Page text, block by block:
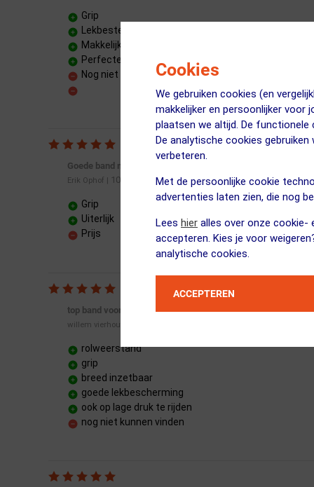
Cookies
We gebruiken cookies (en
makkelijker en persoonlijker voor
plaatsen we altijd. De
De analytische cookies
verbeteren.
Met de persoonlijke cookie
advertenties laten zien, die nog
Lees hier alles over onze cookie-
accepteren. Kies je voor
analytische cookies.
ACCEPTEREN
Grip
Lekbestendig
Makkelijk te monteren
Perfecte allrounder
Nog niet ontdekt
Goede band met veel grip
Erik Ophof | 10 juni 2019
Grip
Uiterlijk
Prijs
top band voor een bredere inzet !
willem vierhouten
rolweerstand
grip
breed inzetbaar
goede lekbescherming
ook op lage druk te rijden
nog niet kunnen vinden